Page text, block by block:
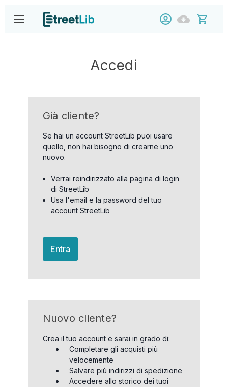
Accedi
Già cliente?
Se hai un account StreetLib puoi usare
quello, non hai bisogno di crearne uno
nuovo.
Verrai reindirizzato alla pagina di login
di StreetLib
Usa l'email e la password del tuo
account StreetLib
Entra
Nuovo cliente?
Crea il tuo account e sarai in grado di:
Completare gli acquisti più
velocemente
Salvare più indirizzi di spedizione
Accedere allo storico dei tuoi